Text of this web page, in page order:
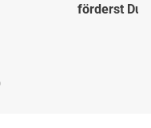
förderst Du